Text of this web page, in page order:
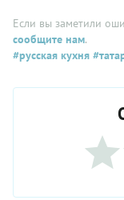
Если вы заметили
сообщите нам.
#русская кухня